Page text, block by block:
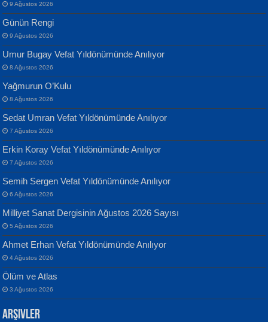
MUSTAFA KELOĞLU
Yarına İz Bırakmak...
ATİLLA ÖZEN
Sultan Olmadan Önce Eyüp...
EKREM KARABABA
Yılmaz Ekinci
Geceye Söylenen...
Banu Sancak
Defterimden İçeri...
İsmail Aydos
İnkisar...
9 Ağustos 2026
Günün Rengi
9 Ağustos 2026
Umur Bugay Vefat Yıldönümünde Anılıyor
8 Ağustos 2026
Yağmurun O’Kulu
8 Ağustos 2026
Sedat Umran Vefat Yıldönümünde Anılıyor
7 Ağustos 2026
Erkin Koray Vefat Yıldönümünde Anılıyor
7 Ağustos 2026
Semih Sergen Vefat Yıldönümünde Anılıyor
6 Ağustos 2026
Milliyet Sanat Dergisinin Ağustos 2026 Sayısı
5 Ağustos 2026
Ahmet Erhan Vefat Yıldönümünde Anılıyor
4 Ağustos 2026
Ölüm ve Atlas
3 Ağustos 2026
Arşivler